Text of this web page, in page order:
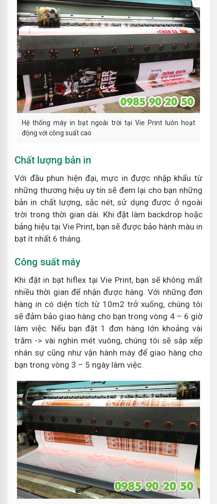
Hệ thống máy in bạt ngoài trời tại Vie Print luôn hoạt
động với công suất cao
Chất lượng bản in
Với đầu phun hiện đại, mực in được nhập khẩu từ
những thương hiệu uy tín sẽ đem lại cho bạn những
bản in chất lượng, sắc nét, sử dụng được ở ngoài
trời trong thời gian dài. Khi đặt làm backdrop hoặc
bảng hiệu tại Vie Print, bạn sẽ được bảo hành màu in
bạt ít nhất 6 tháng.
Công suất máy
Khi đặt in bạt hiflex tại Vie Print, bạn sẽ không mất
nhiều thời gian để nhận được hàng. Với những đơn
hàng in có diện tích từ 10m2 trở xuống, chúng tôi
sẽ đảm bảo giao hàng cho bạn trong vòng 4 – 6 giờ
làm việc. Nếu bạn đặt 1 đơn hàng lớn khoảng vài
trăm -> vài nghìn mét vuông, chúng tôi sẽ sắp xếp
nhân sự cũng như vận hành máy để giao hàng cho
bạn trong vòng 3 – 5 ngày làm việc.